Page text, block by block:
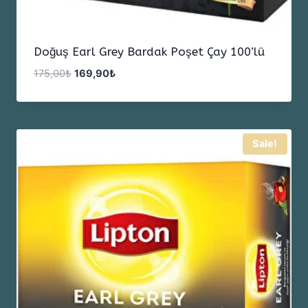
Doğuş Earl Grey Bardak Poşet Çay 100’lü
175,00₺ Orijinal
175,00₺.
169,90₺Şu
fiyat:
Sale!